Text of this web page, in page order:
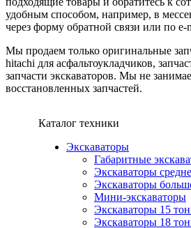
удобным способом, например, в
через форму обратной связи или по e-
Мы продаем только оригинальные
hitachi для асфальтоукладчиков,
запчасти экскаваторов. Мы не
восстановленных запчастей.
Каталог техники
Экскаваторы
Габаритные
Экскаваторы
Экскаваторы
Мини-экскаваторы
Экскаваторы 15
Экскаваторы 18